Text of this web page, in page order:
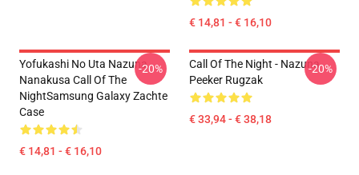
€ 14,81 - € 16,10
Yofukashi No Uta Nazuna
Nanakusa Call Of The
NightSamsung Galaxy Zachte
Case
€ 14,81 - € 16,10
-20%
Call Of The Night - Nazuna
Peeker Rugzak
€ 33,94 - € 38,18
-20%